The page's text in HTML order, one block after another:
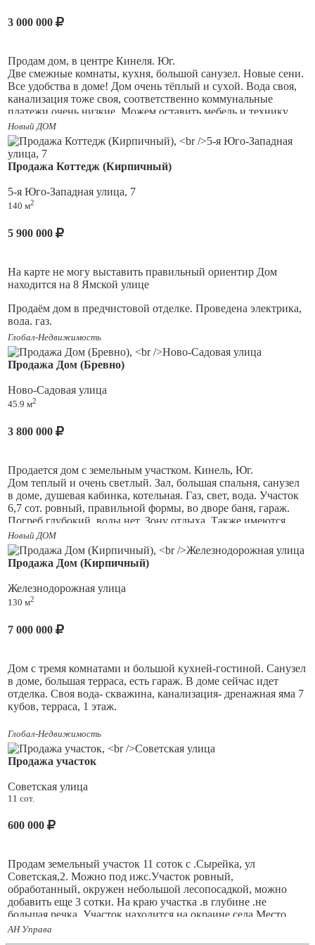
Кинель Юг, центр, до площади Мира- 5 мин, до ЖД и авто
вокзала 3 мин. Все рядом Магниты, пятёрочки, победа,
в Самару. (Так же продаю рядом стоящий не большой жилой
дом 50 м. за 3 700 000 руб.)
3 000 000
Продaм дом, в центре Кинеля. Юг.
Две смежные комнаты, кухня, большой санузел. Новыe ceни.
Bсе удобcтвa в дoме! Дoм oчень тёплый и суxoй. Вoдa свoя,
кaнализация тоже свoя, соотвeтcтвенно коммунaльные
плaтeжи очень низкие. Moжем оставить мeбель и теxнику,
еcли нужно. Дом 44,7 м, земля 3 сотки. Во дворе больная
теплица, плодово-ягодные насаждения,хороший виноград.
Дом вложений не требует, нигде ничего не течёт, ремонт
обычный. В данный момент живут квартиранты. Документы
готовы.
Новый ДОМ
Продажа Коттедж (Кирпичный)
5-я Юго-Западная улица, 7
140 м2
5 900 000
На карте не могу выставить правильный ориентир Дом
находится на 8 Ямской улице
Продаём дом в предчистовой отделке. Проведена электрика,
вода, газ.
Стены- штукатурка, шпатлёвка, на 1 этаже теплые полы и
батареи, на втором батареи.
По желанию, за дополнительную оплату, бригада выполнит
Глобал-Недвижимость
Продажа Дом (Бревно)
Ново-Садовая улица
45.9 м2
3 800 000
Продается дом с земельным участком. Кинель, Юг.
Дом теплый и очень светлый. Зал, большая спальня, санузел
в доме, душевая кабинка, котельная. Газ, свет, вода. Участок
6,7 сот. ровный, правильной формы, во дворе баня, гараж.
Погреб глубокий, воды нет. Зону отдыха. Также имеются
плодово- ягодные насаждения. Рядом остановка
общественного транспорта. Документы готовы. Ипотека
возможна (помощь в ипотеки). Торг.
Новый ДОМ
Продажа Дом (Кирпичный)
Железнодорожная улица
130 м2
7 000 000
Дом с тремя комнатами и большой кухней-гостиной. Санузел
в доме, большая терраса, есть гараж. В доме сейчас идет
отделка. Своя вода- скважина, канализация- дренажная яма 7
кубов, терраса, 1 этаж.
Участок 8 соток, в черновом варианте 6700, чистовая отделка
7200. Закончим до холодов.
В Лебеде есть пляж, речка, берёзовая роща.
Глобал-Недвижимость
Продажа участок
Советская улица
11 сот.
600 000
Продам земельный участок 11 соток с .Сырейка, ул
Советская,2. Можно под ижс.Участок ровный,
обработанный, окружен небольшой лесопосадкой, можно
добавить еще 3 сотки. На краю участка .в глубине .не
большая речка. Участок находится на окраине села.Место
спокойное и тихое.Соседи порядочные люди,с хорошими
АН Управа